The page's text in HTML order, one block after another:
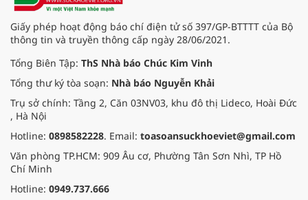
Giấy phép hoạt động báo chí điện tử số 397/GP-BTTTT của Bộ
thông tin và truyền thông cấp ngày 28/06/2021.
Tổng Biên Tập: ThS Nhà báo Chúc Kim Vinh
Tổng thư ký tòa soạn: Nhà báo Nguyễn Khải
Trụ sở chính: Tầng 2, Căn 03NV03, khu đô thị Lideco, Hoài Đức
, Hà Nội
Hotline: 0898582228. Email: toasoansuckhoeviet@gmail.com
Văn phòng TP.HCM: 909 Âu cơ, Phường Tân Sơn Nhì, TP Hồ
Chí Minh
Hotline: 0949.737.666